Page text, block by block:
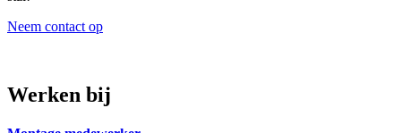
Neem contact op
Werken bij